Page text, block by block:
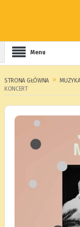
Menu
STRONA GŁÓWNA
KONCERT